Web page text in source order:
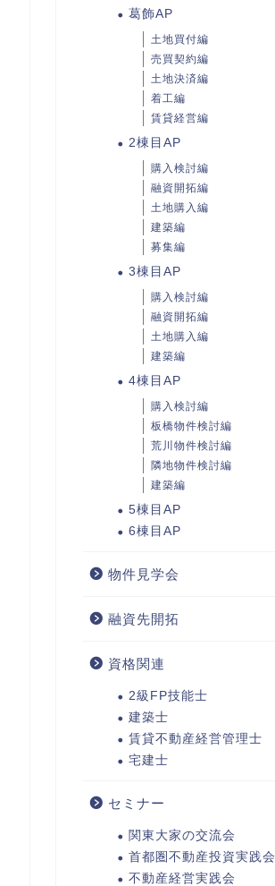
葛飾AP
土地買付編
売買契約編
土地決済編
着工編
賃貸経営編
2棟目AP
購入検討編
融資開拓編
土地購入編
建築編
募集編
3棟目AP
購入検討編
融資開拓編
土地購入編
建築編
4棟目AP
購入検討編
板橋物件検討編
荒川物件検討編
隣地物件検討編
建築編
5棟目AP
6棟目AP
物件見学会
融資先開拓
資格関連
2級FP技能士
建築士
賃貸不動産経営管理士
宅建士
セミナー
関東大家の交流会
首都圏不動産投資実践会
不動産経営実践会